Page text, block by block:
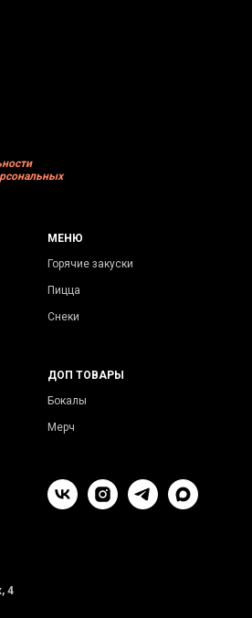
МЕНЮ
Горячие закуски
Пицца
Снеки
ДОП ТОВАРЫ
Бокалы
Мерч
4